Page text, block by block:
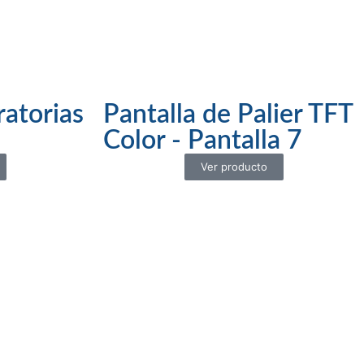
Pantalla de Palier TFT
Color - Pantalla 7
Ver producto